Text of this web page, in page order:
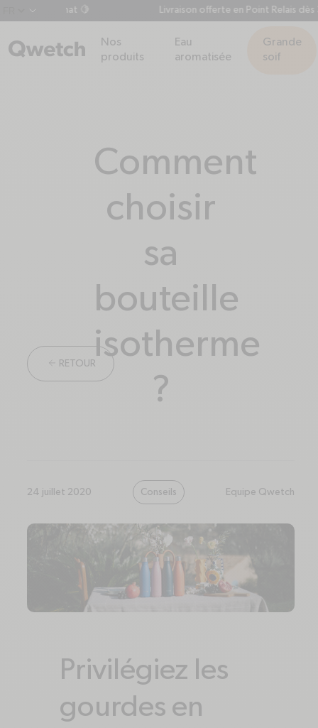
60€ d'achat 🍋 Livraison offerte en Point Relais dès 35€
Nos
produits
Eau
aromatisée
Grande
soif
ARROW-LEFT
RETOUR
Comment
choisir
sa
bouteille
isotherme
?
24 juillet 2020 Conseils Equipe Qwetch
Privilégiez les
gourdes en